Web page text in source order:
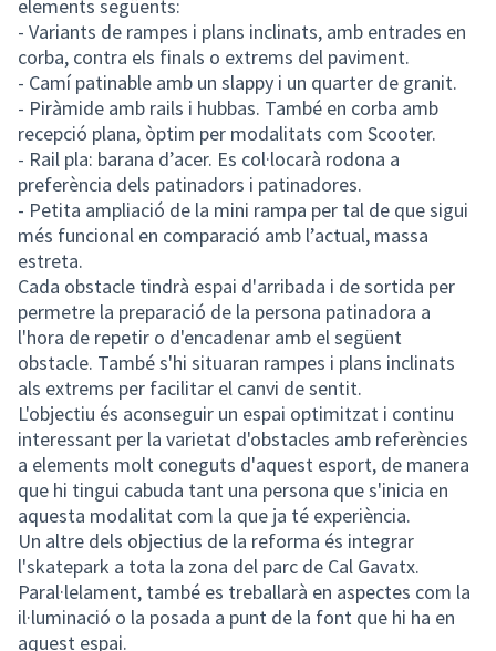
elements següents:
- Variants de rampes i plans inclinats, amb entrades en
corba, contra els finals o extrems del paviment.
- Camí patinable amb un slappy i un quarter de granit.
- Piràmide amb rails i hubbas. També en corba amb
recepció plana, òptim per modalitats com Scooter.
- Rail pla: barana d’acer. Es col·locarà rodona a
preferència dels patinadors i patinadores.
- Petita ampliació de la mini rampa per tal de que sigui
més funcional en comparació amb l’actual, massa
estreta.
Cada obstacle tindrà espai d'arribada i de sortida per
permetre la preparació de la persona patinadora a
l'hora de repetir o d'encadenar amb el següent
obstacle. També s'hi situaran rampes i plans inclinats
als extrems per facilitar el canvi de sentit.
L'objectiu és aconseguir un espai optimitzat i continu
interessant per la varietat d'obstacles amb referències
a elements molt coneguts d'aquest esport, de manera
que hi tingui cabuda tant una persona que s'inicia en
aquesta modalitat com la que ja té experiència.
Un altre dels objectius de la reforma és integrar
l'skatepark a tota la zona del parc de Cal Gavatx.
Paral·lelament, també es treballarà en aspectes com la
il·luminació o la posada a punt de la font que hi ha en
aquest espai.